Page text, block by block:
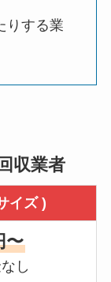
りする業
収業者
イズ )
〜
し